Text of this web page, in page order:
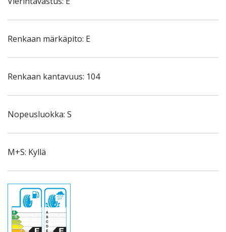
Renkaan märkäpito: E
Renkaan kantavuus: 104
Nopeusluokka: S
M+S: Kyllä